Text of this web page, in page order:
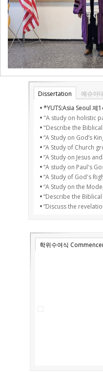
Dissertation
예슈아
*YUTS:Asia Seoul 제
"A study on holistic
"Describe the
“A Study on God’s
“A Study of Church
“A Study on Jesus
“A study on Paul's
“A Study of God's
“A Study on the
“Describe the
“Discuss the
학위수여식